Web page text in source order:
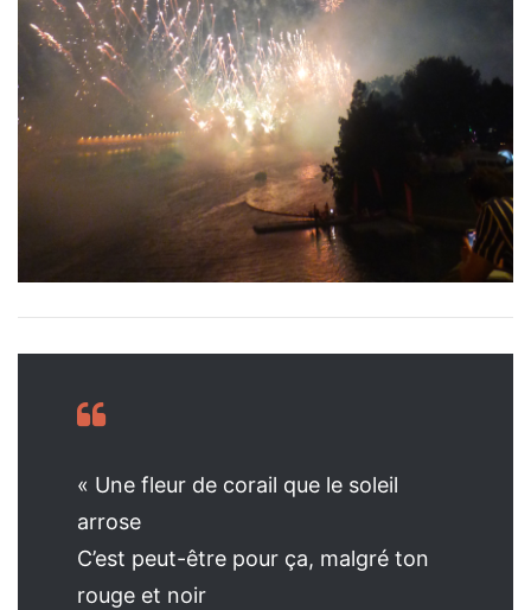
« Une fleur de corail que le soleil
arrose
C’est peut-être pour ça, malgré ton
rouge et noir